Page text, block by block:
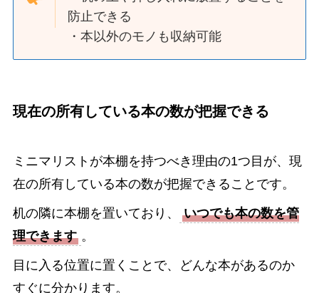
防止できる
・本以外のモノも収納可能
現在の所有している本の数が把握できる
ミニマリストが本棚を持つべき理由の1つ目が、現
在の所有している本の数が把握できることです。
机の隣に本棚を置いており、
いつでも本の数を管
理できます 。
目に入る位置に置くことで、どんな本があるのか
すぐに分かります。